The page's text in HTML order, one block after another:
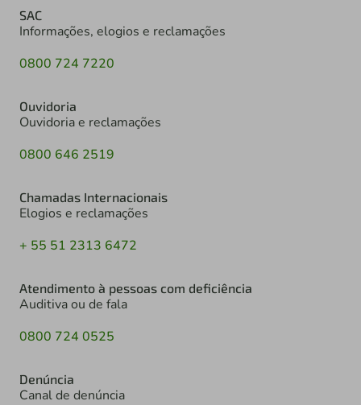
SAC
Informações, elogios e reclamações
0800 724 7220
Ouvidoria
Ouvidoria e reclamações
0800 646 2519
Chamadas Internacionais
Elogios e reclamações
+ 55 51 2313 6472
Atendimento à pessoas com deficiência
Auditiva ou de fala
0800 724 0525
Denúncia
Canal de denúncia